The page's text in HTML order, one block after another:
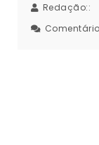
Redação::